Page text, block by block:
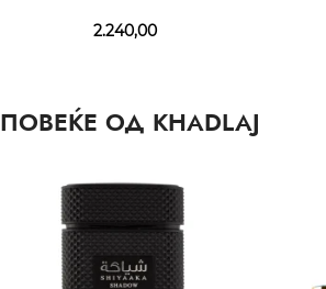
2.240,00
ПОВЕЌЕ ОД KHADLAJ